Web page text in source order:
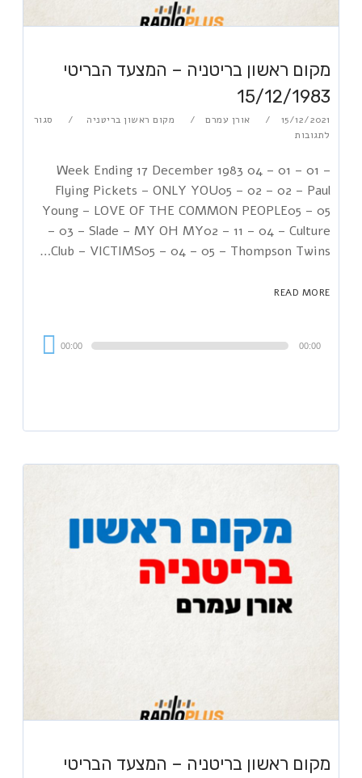
מקום ראשון בריטניה – המצעד הבריטי
15/12/1983
15/12/2021 אורן עמרם מקום ראשון בריטניה
סגור
לתגובות
Week Ending 17 December 1983 04 – 01 – 01 –
Flying Pickets – ONLY YOU05 – 02 – 02 – Paul
Young – LOVE OF THE COMMON PEOPLE05 – 05
– 03 – Slade – MY OH MY02 – 11 – 04 – Culture
Club – VICTIMS05 – 04 – 05 – Thompson Twins…
READ MORE
00:00 00:00
מקום ראשון בריטניה – המצעד הבריטי